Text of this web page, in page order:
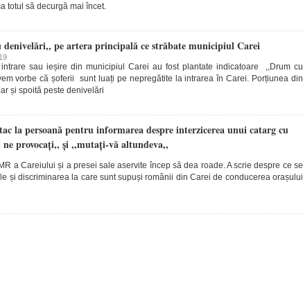
totul să decurgă mai încet.
pe artera principală ce străbate municipiul Carei
sau ieșire din municipiul Carei au fost plantate indicatoare ,,Drum cu
vorbe că șoferii sunt luați pe nepregătite la intrarea în Carei. Porțiunea din
și spoită peste denivelări
la persoană pentru informarea despre interzicerea unui catarg cu
provocați,, și ,,mutați-vă altundeva,,
a Careiului și a presei sale aservite încep să dea roade. A scrie despre ce se
și discriminarea la care sunt supuși românii din Carei de conducerea orașului